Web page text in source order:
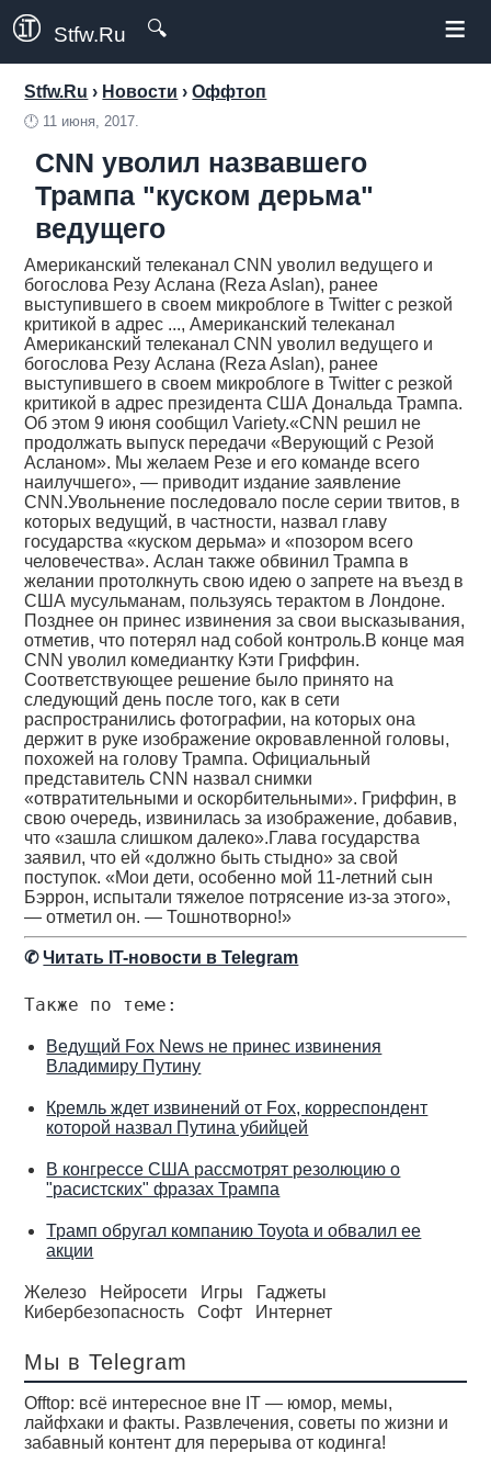
Stfw.Ru 🔍 ≡
Stfw.Ru › Новости ›Оффтоп
🕛 11 июня, 2017.
CNN уволил назвавшего
Трампа "куском дерьма"
ведущего
Американский телеканал CNN уволил ведущего и
богослова Резу Аслана (Reza Aslan), ранее
выступившего в своем микроблоге в Twitter с резкой
критикой в адрес ..., Американский телеканал
Американский телеканал CNN уволил ведущего и
богослова Резу Аслана (Reza Aslan), ранее
выступившего в своем микроблоге в Twitter с резкой
критикой в адрес президента США Дональда Трампа.
Об этом 9 июня сообщил Variety.«CNN решил не
продолжать выпуск передачи «Верующий с Резой
Асланом». Мы желаем Резе и его команде всего
наилучшего», — приводит издание заявление
CNN.Увольнение последовало после серии твитов, в
которых ведущий, в частности, назвал главу
государства «куском дерьма» и «позором всего
человечества». Аслан также обвинил Трампа в
желании протолкнуть свою идею о запрете на въезд в
США мусульманам, пользуясь терактом в Лондоне.
Позднее он принес извинения за свои высказывания,
отметив, что потерял над собой контроль.В конце мая
CNN уволил комедиантку Кэти Гриффин.
Соответствующее решение было принято на
следующий день после того, как в сети
распространились фотографии, на которых она
держит в руке изображение окровавленной головы,
похожей на голову Трампа. Официальный
представитель CNN назвал снимки
«отвратительными и оскорбительными». Гриффин, в
свою очередь, извинилась за изображение, добавив,
что «зашла слишком далеко».Глава государства
заявил, что ей «должно быть стыдно» за свой
поступок. «Мои дети, особенно мой 11-летний сын
Бэррон, испытали тяжелое потрясение из-за этого»,
— отметил он. — Тошнотворно!»
✆Читать IT-новости в Telegram
Также по теме:
Ведущий Fox News не принес извинения
Владимиру Путину
Кремль ждет извинений от Fox, корреспондент
которой назвал Путина убийцей
В конгрессе США рассмотрят резолюцию о
"расистских" фразах Трампа
Трамп обругал компанию Toyota и обвалил ее
акции
Железо Нейросети Игры
Гаджеты
Кибербезопасность
Софт Интернет
Мы в Telegram
Offtop: всё интересное вне IT — юмор, мемы,
лайфхаки и факты. Развлечения, советы по жизни и
забавный контент для перерыва от кодинга!